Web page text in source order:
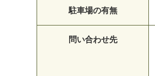
駐車場の有無
問い合わせ先